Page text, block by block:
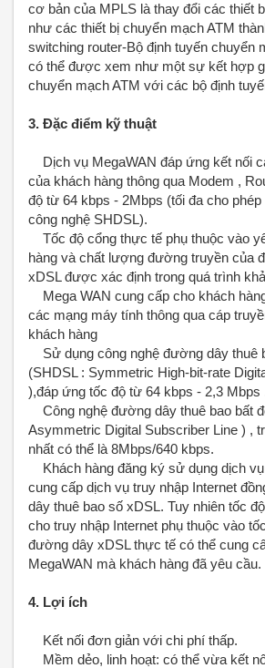
cơ bản của MPLS là thay đổi các thiết
như các thiết bị chuyển mạch ATM
switching router-Bộ định tuyến chuyển
có thể được xem như một sự kết hợp
chuyển mạch ATM với các bộ định
3. Đặc điểm kỹ thuật
Dịch vụ MegaWAN đáp ứng kết nối
của khách hàng thông qua Modem ,
độ từ 64 kbps - 2Mbps (tối đa cho
công nghệ SHDSL).
Tốc độ cổng thực tế phụ thuộc vào
hàng và chất lượng đường truyền của
xDSL được xác định trong quá trình
Mega WAN cung cấp cho khách
các mạng máy tính thông qua cáp
khách hàng
Sử dụng công nghệ đường dây thuê
(SHDSL : Symmetric High-bit-rate
),đáp ứng tốc độ từ 64 kbps - 2,3 Mbps
Công nghệ đường dây thuê bao bất
Asymmetric Digital Subscriber Line ) ,
nhất có thể là 8Mbps/640 kbps.
Khách hàng đăng ký sử dụng dịch
cung cấp dịch vụ truy nhập Internet
dây thuê bao số xDSL. Tuy nhiên tốc
cho truy nhập Internet phụ thuộc vào
đường dây xDSL thực tế có thể cung
MegaWAN mà khách hàng đã yêu cầu.
4. Lợi ích
Kết nối đơn giản với chi phí thấp.
Mềm dẻo, linh hoạt: có thể vừa kết